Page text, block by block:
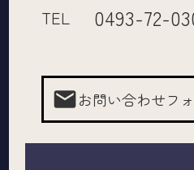
TEL 0493-72-
mailお問い合わせフ